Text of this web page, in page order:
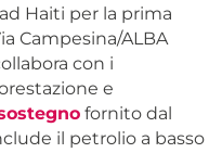
Haiti per la prima
Campesina/ALBA
con i
e
fornito dal
il petrolio a basso